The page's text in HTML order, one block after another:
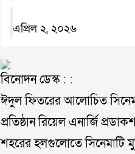
এপ্রিল ২, ২০২৬
বিনোদন ডেস্ক : :
ঈদুল ফিতরের আলোচিত সিনেমা
প্রতিষ্ঠান রিয়েল এনার্জি
শহরের হলগুলোতে সিনেমাটি